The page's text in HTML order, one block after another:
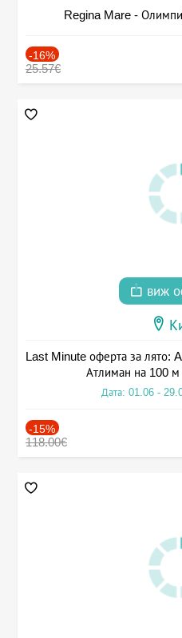
Regina Mare -
-16%
25.57€
виж
Last Minute оферта за лято:
Атлиман на 100 м
Дата: 01.06 -
-15%
118.00€